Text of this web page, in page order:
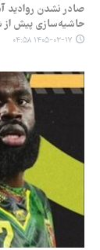
صادر نشدن روادید
حاشیه‌سازی پیش از
۱۴۰۵-۰۳-۱۷ ۰۴:۵۸